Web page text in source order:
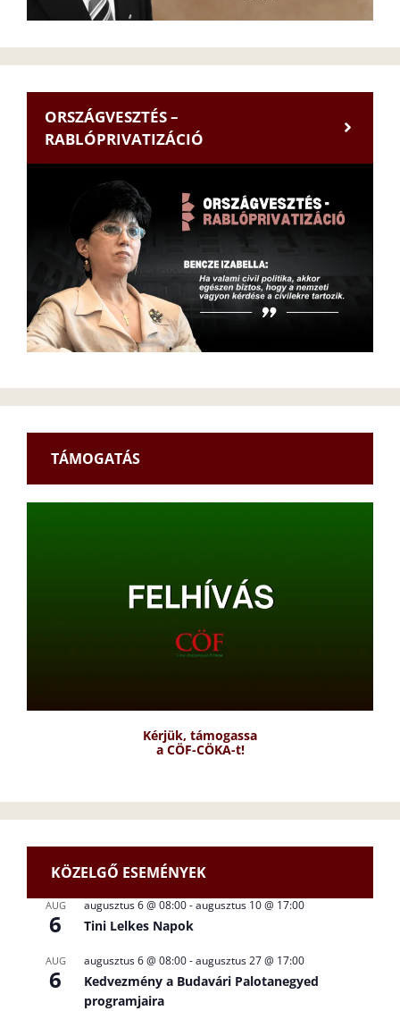
ORSZÁGVESZTÉS –
RABLÓPRIVATIZÁCIÓ
TÁMOGATÁS
Kérjük, támogassa
a CÖF-CÖKA-t!
KÖZELGŐ ESEMÉNYEK
AUG
6
augusztus 6 @ 08:00-augusztus 10 @ 17:00
Tini Lelkes Napok
AUG
6
augusztus 6 @ 08:00-augusztus 27 @ 17:00
Kedvezmény a Budavári Palotanegyed
programjaira